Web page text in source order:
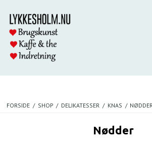
FORSIDE / SHOP / DELIKATESSER / KNAS / NØDDER
Nødder